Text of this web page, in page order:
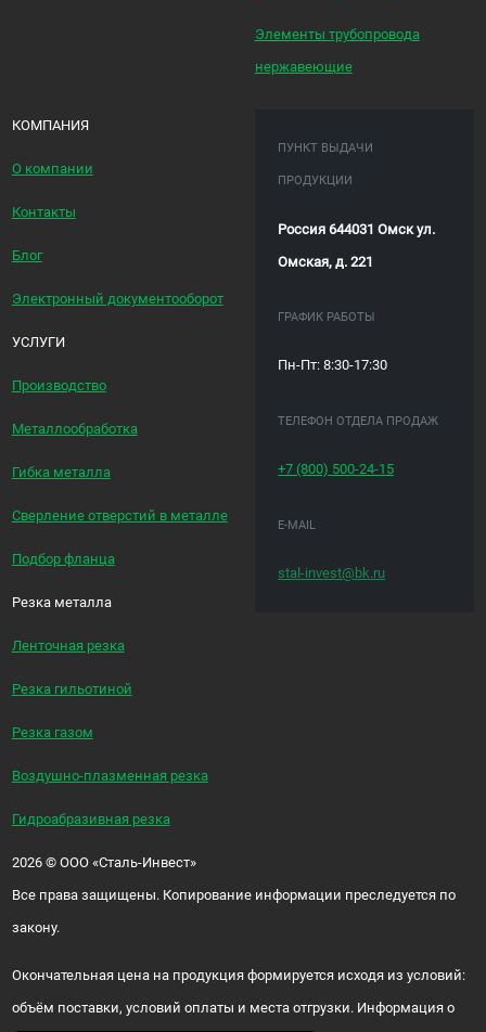
Элементы трубопровода
нержавеющие
КОМПАНИЯ
О компании
Контакты
Блог
Электронный документооборот
УСЛУГИ
Производство
Металлообработка
Гибка металла
Сверление отверстий в металле
Подбор фланца
Резка металла
Ленточная резка
Резка гильотиной
Резка газом
Воздушно-плазменная резка
Гидроабразивная резка
ПУНКТ ВЫДАЧИ
ПРОДУКЦИИ
Россия 644031 Омск ул.
Омская, д. 221
ГРАФИК РАБОТЫ
Пн-Пт: 8:30-17:30
ТЕЛЕФОН ОТДЕЛА ПРОДАЖ
+7 (800) 500-24-15
E-MAIL
stal-invest@bk.ru
2026 ©ООО «Сталь-Инвест»
Все права защищены. Копирование информации преследуется по
закону.
Окончательная цена на продукция формируется исходя из условий:
объём поставки, условий оплаты и места отгрузки. Информация о